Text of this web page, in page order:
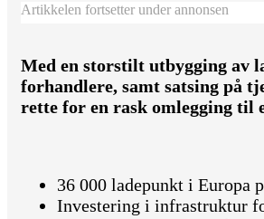
Artikkelen fortsetter under annonsen
Med en storstilt utbygging av
forhandlere, samt satsing på
rette for en rask omlegging til
36 000 ladepunkt i Europa
Investering i infrastruktur